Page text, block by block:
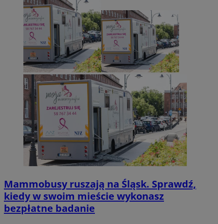
Mammobusy ruszają na Śląsk. Sprawdź,
kiedy w swoim mieście wykonasz
bezpłatne badanie